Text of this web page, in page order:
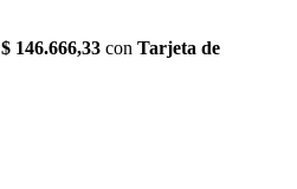
$ 146.666,33 con Tarjeta de